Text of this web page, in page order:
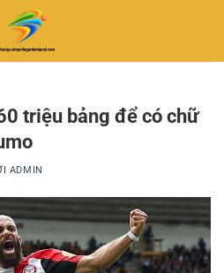
triệu bảng để có chữ
ADMIN